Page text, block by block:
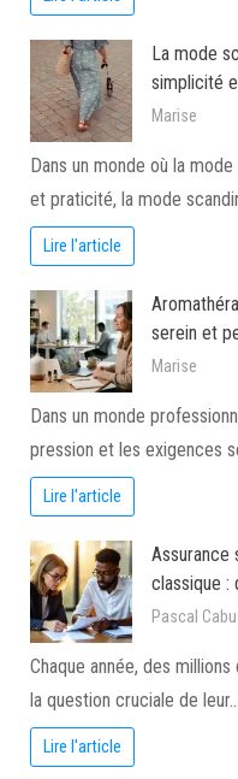
La mode
simplicité
Marise
Dans un monde où la
et praticité, la mode
Lire l'article
serein et
Marise
Dans un monde
pression et les exigences
Lire l'article
Assurance
classique :
Pascal
Chaque année, des
la question cruciale de leur…
Lire l'article